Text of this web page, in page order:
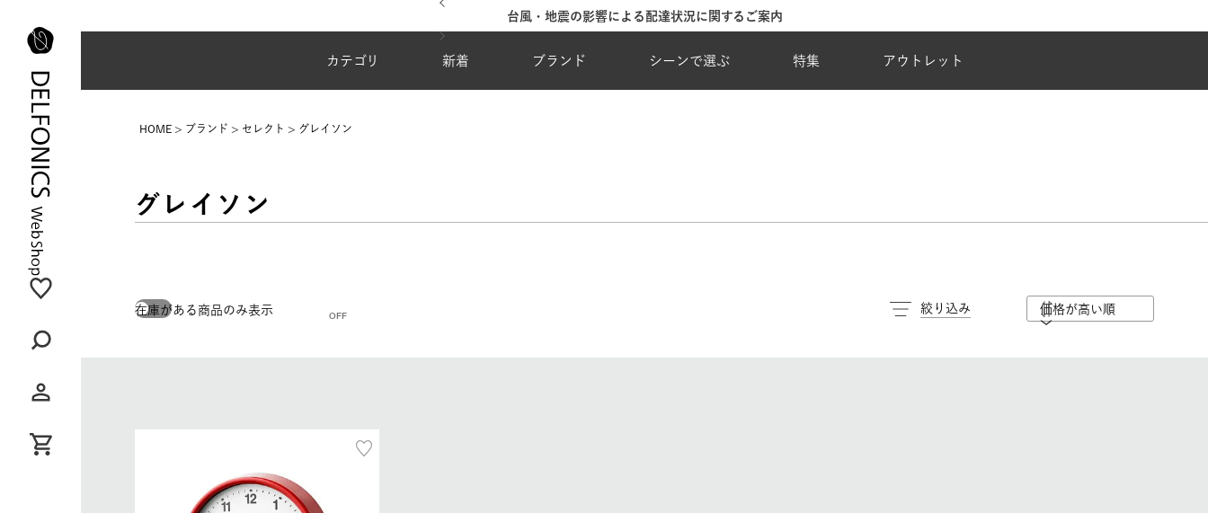
台風・地震の影響による配達状況に関するご案内
カテゴリ 新着 ブランド シーンで選ぶ 特集 アウトレット
HOME ブランド セレクト グレイソン
グレイソン
在庫がある商品のみ表示 絞り込み 価格が高い順